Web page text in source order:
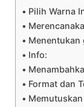
Pilih Warna
Menentukan
Info:
Format dan